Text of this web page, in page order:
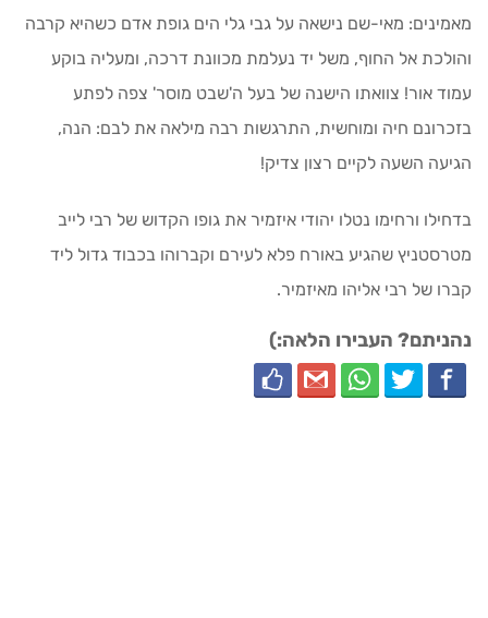
מאמינים: מאי-שם נישאה על גבי גלי הים גופת אדם כשהיא קרבה
והולכת אל החוף, משל יד נעלמת מכוונת דרכה, ומעליה בוקע
עמוד אור! צוואתו הישנה של בעל ה'שבט מוסר' צפה לפתע
בזכרונם חיה ומוחשית, התרגשות רבה מילאה את לבם: הנה,
הגיעה השעה לקיים רצון צדיק!
בדחילו ורחימו נטלו יהודי איזמיר את גופו הקדוש של רבי לייב
מטרסטניץ שהגיע באורח פלא לעירם וקברוהו בכבוד גדול ליד
קברו של רבי אליהו מאיזמיר.
נהניתם? העבירו הלאה:)